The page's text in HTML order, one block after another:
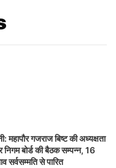
महापौर गजराज बिष्ट की अध्यक्षता
निगम बोर्ड की बैठक सम्पन्न, 16
सर्वसम्मति से पारित